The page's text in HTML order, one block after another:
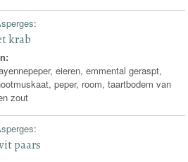
:
krab
eieren, emmental geraspt,
peper, room, taartbodem van
zout
:
paars